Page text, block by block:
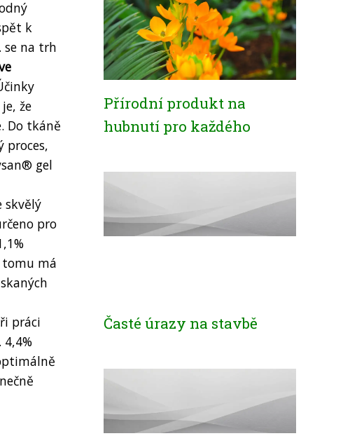
k
se na trh
že
Do tkáně
proces,
gel
skvělý
pro
tomu má
práci
Přírodní produkt na
hubnutí pro každého
Časté úrazy na stavbě